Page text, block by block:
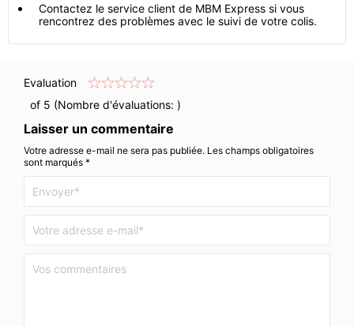
Contactez le service client de MBM Express si vous
rencontrez des problèmes avec le suivi de votre colis.
Evaluation
of 5 (Nombre d'évaluations: )
Laisser un commentaire
Votre adresse e-mail ne sera pas publiée. Les champs obligatoires
sont marqués *